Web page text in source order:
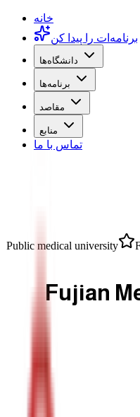
خانه
برنامه‌ات را پیدا کن
دانشگاه‌ها
برنامه‌ها
مقاصد
منابع
تماس با ما
Public medical university
Fujian